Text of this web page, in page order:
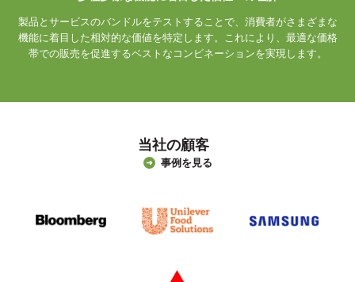
製品とサービスのバンドルをテストすることで、消費者がさまざまな
機能に着目した相対的な価値を特定します。これにより、最適な価格
帯での販売を促進するベストなコンビネーションを実現します。
当社の顧客
事例を見る